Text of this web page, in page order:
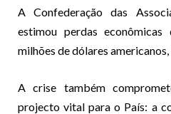
A Confederação das
estimou perdas
milhões de dólares
A crise também
projecto vital para o País: a